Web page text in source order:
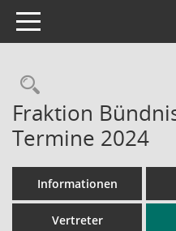
Toggle navigation
Fraktion
Termine 2024
Informationen
Vertreter